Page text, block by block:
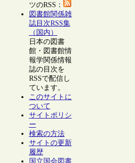
ツのRSS：
図書館関係雑
誌目次RSS集
（国内）
日本の図書
館・図書館情
報学関係情報
誌の目次を
RSSで配信し
ています。
このサイトに
ついて
サイトポリシ
ー
検索の方法
サイトの更新
履歴
国立国会図書